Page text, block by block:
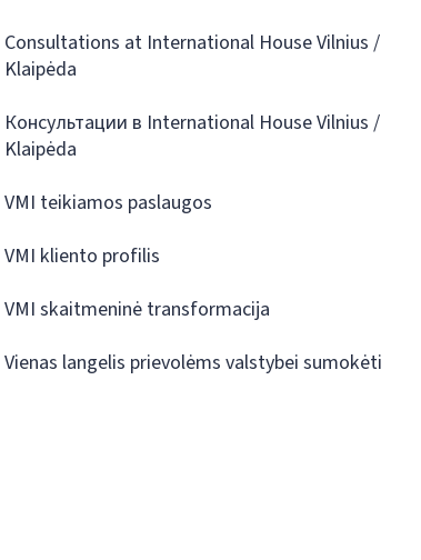
Consultations at International House Vilnius /
Klaipėda
Консультации в International House Vilnius /
Klaipėda
VMI teikiamos paslaugos
VMI kliento profilis
VMI skaitmeninė transformacija
Vienas langelis prievolėms valstybei sumokėti